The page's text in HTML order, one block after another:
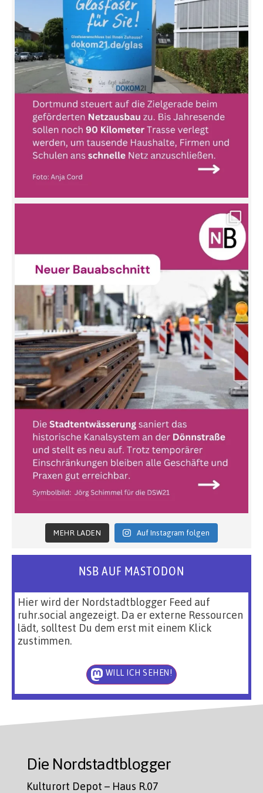
MEHR LADEN Auf Instagram folgen
NSB AUF MASTODON
Hier wird der Nordstadtblogger Feed auf
ruhr.social angezeigt. Da er externe Ressourcen
lädt, solltest Du dem erst mit einem Klick
zustimmen.
WILL ICH SEHEN!
Die Nordstadtblogger
Kulturort Depot – Haus R.07